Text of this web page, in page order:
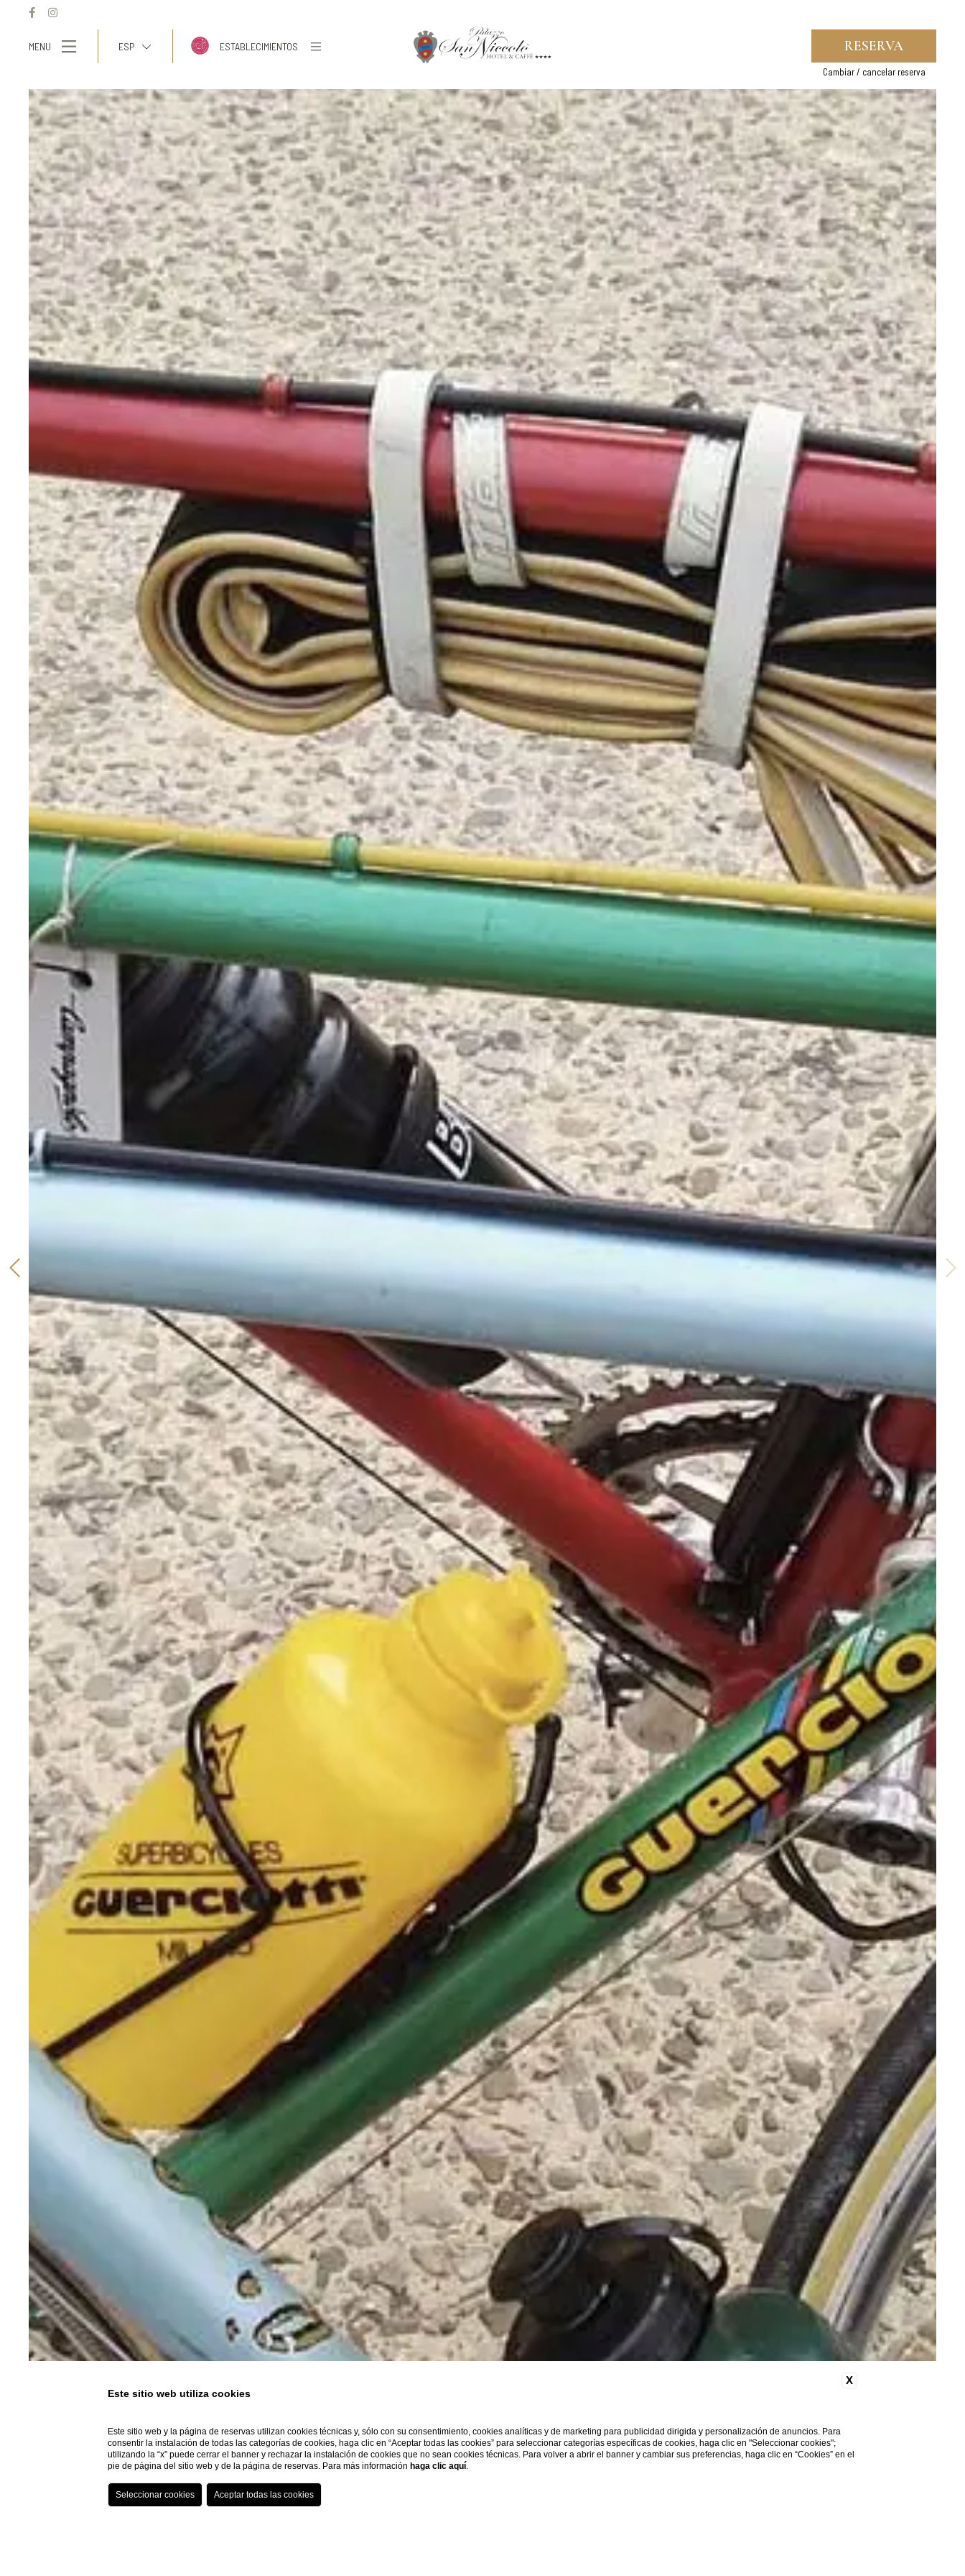
MENU
ESP
FRA
DEU
ESP
ESTABLECIMIENTOS RESERVA
Cambiar / cancelar reserva
X
Este sitio web utiliza cookies
Este sitio web y la página de reservas utilizan cookies técnicas y, sólo con su consentimiento, cookies analíticas y de marketing para publicidad dirigida y personalización de anuncios. Para
consentir la instalación de todas las categorías de cookies, haga clic en “Aceptar todas las cookies” para seleccionar categorías específicas de cookies, haga clic en "Seleccionar cookies";
utilizando la “x” puede cerrar el banner y rechazar la instalación de cookies que no sean cookies técnicas. Para volver a abrir el banner y cambiar sus preferencias, haga clic en “Cookies” en el
pie de página del sitio web y de la página de reservas. Para más información haga clic aquí.
¿Necesitas ayuda?